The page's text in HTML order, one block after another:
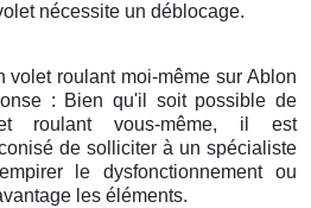
nécessite un déblocage.
volet roulant moi-même sur Ablon
: Bien qu'il soit possible de
roulant vous-même, il est
de solliciter à un spécialiste
le dysfonctionnement ou
les éléments.